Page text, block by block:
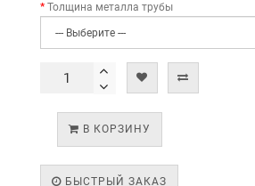
Толщина металла трубы
В КОРЗИНУ
БЫСТРЫЙ ЗАКАЗ